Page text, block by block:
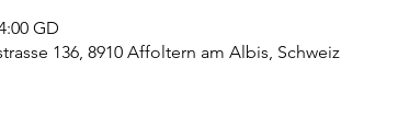
GD
136, 8910 Affoltern am Albis, Schweiz